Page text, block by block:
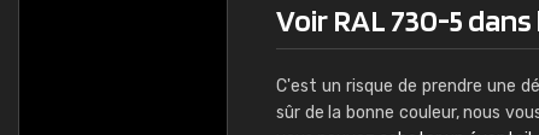
Voir RAL 730-5 dans
C'est un risque de prendre une
sûr de la bonne couleur, nous